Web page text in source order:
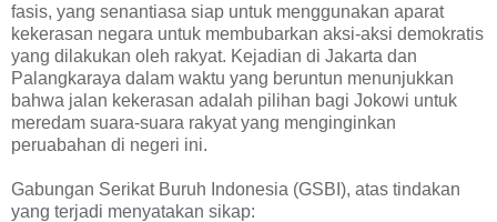
fasis, yang senantiasa siap untuk menggunakan aparat
kekerasan negara untuk membubarkan aksi-aksi demokratis
yang dilakukan oleh rakyat. Kejadian di Jakarta dan
Palangkaraya dalam waktu yang beruntun menunjukkan
bahwa jalan kekerasan adalah pilihan bagi Jokowi untuk
meredam suara-suara rakyat yang menginginkan
peruabahan di negeri ini.
Gabungan Serikat Buruh Indonesia (GSBI), atas tindakan
yang terjadi menyatakan sikap: